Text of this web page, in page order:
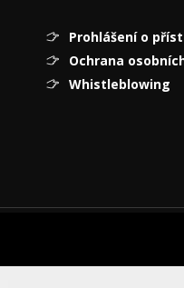
Prohlášení o
Ochrana
Whistleblowing